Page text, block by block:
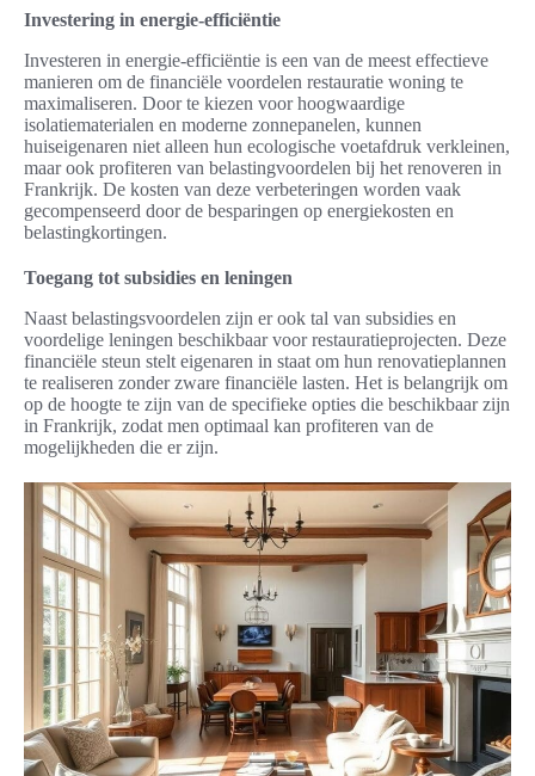
Investering in energie-efficiëntie
Investeren in energie-efficiëntie is een van de meest effectieve
manieren om de financiële voordelen restauratie woning te
maximaliseren. Door te kiezen voor hoogwaardige
isolatiematerialen en moderne zonnepanelen, kunnen
huiseigenaren niet alleen hun ecologische voetafdruk verkleinen,
maar ook profiteren van belastingvoordelen bij het renoveren in
Frankrijk. De kosten van deze verbeteringen worden vaak
gecompenseerd door de besparingen op energiekosten en
belastingkortingen.
Toegang tot subsidies en leningen
Naast belastingsvoordelen zijn er ook tal van subsidies en
voordelige leningen beschikbaar voor restauratieprojecten. Deze
financiële steun stelt eigenaren in staat om hun renovatieplannen
te realiseren zonder zware financiële lasten. Het is belangrijk om
op de hoogte te zijn van de specifieke opties die beschikbaar zijn
in Frankrijk, zodat men optimaal kan profiteren van de
mogelijkheden die er zijn.